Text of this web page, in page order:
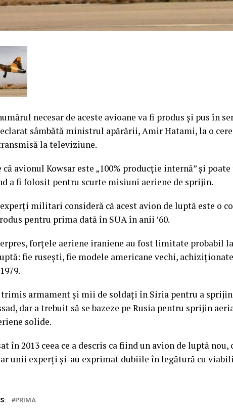
necesar de aceste avioane va fi produs şi pus în
sâmbătă ministrul apărării, Amir Hatami, la o
la televiziune.
că avionul Kowsar este „100% producţie internă” şi
a fi folosit pentru scurte misiuni aeriene de sprijin.
militari consideră că acest avion de luptă este o
pentru prima dată în SUA în anii ’60.
forţele aeriene iraniene au fost limitate probabil
fie ruseşti, fie modele americane vechi,
trimis armament şi mii de soldaţi în Siria pentru a
dar a trebuit să se bazeze pe Rusia pentru sprijin
solide.
în 2013 ceea ce a descris ca fiind un avion de luptă
unii experţi şi-au exprimat dubiile în legătură cu
PRIMA